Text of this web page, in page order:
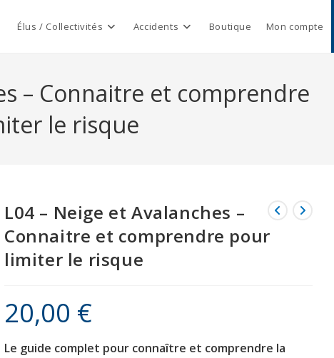
Élus / Collectivités Accidents Boutique Mon compte
– Connaitre et comprendre
le risque
L04 – Neige et Avalanches –
Connaitre et comprendre pour
limiter le risque
20,00 €
Le guide complet pour connaître et comprendre la